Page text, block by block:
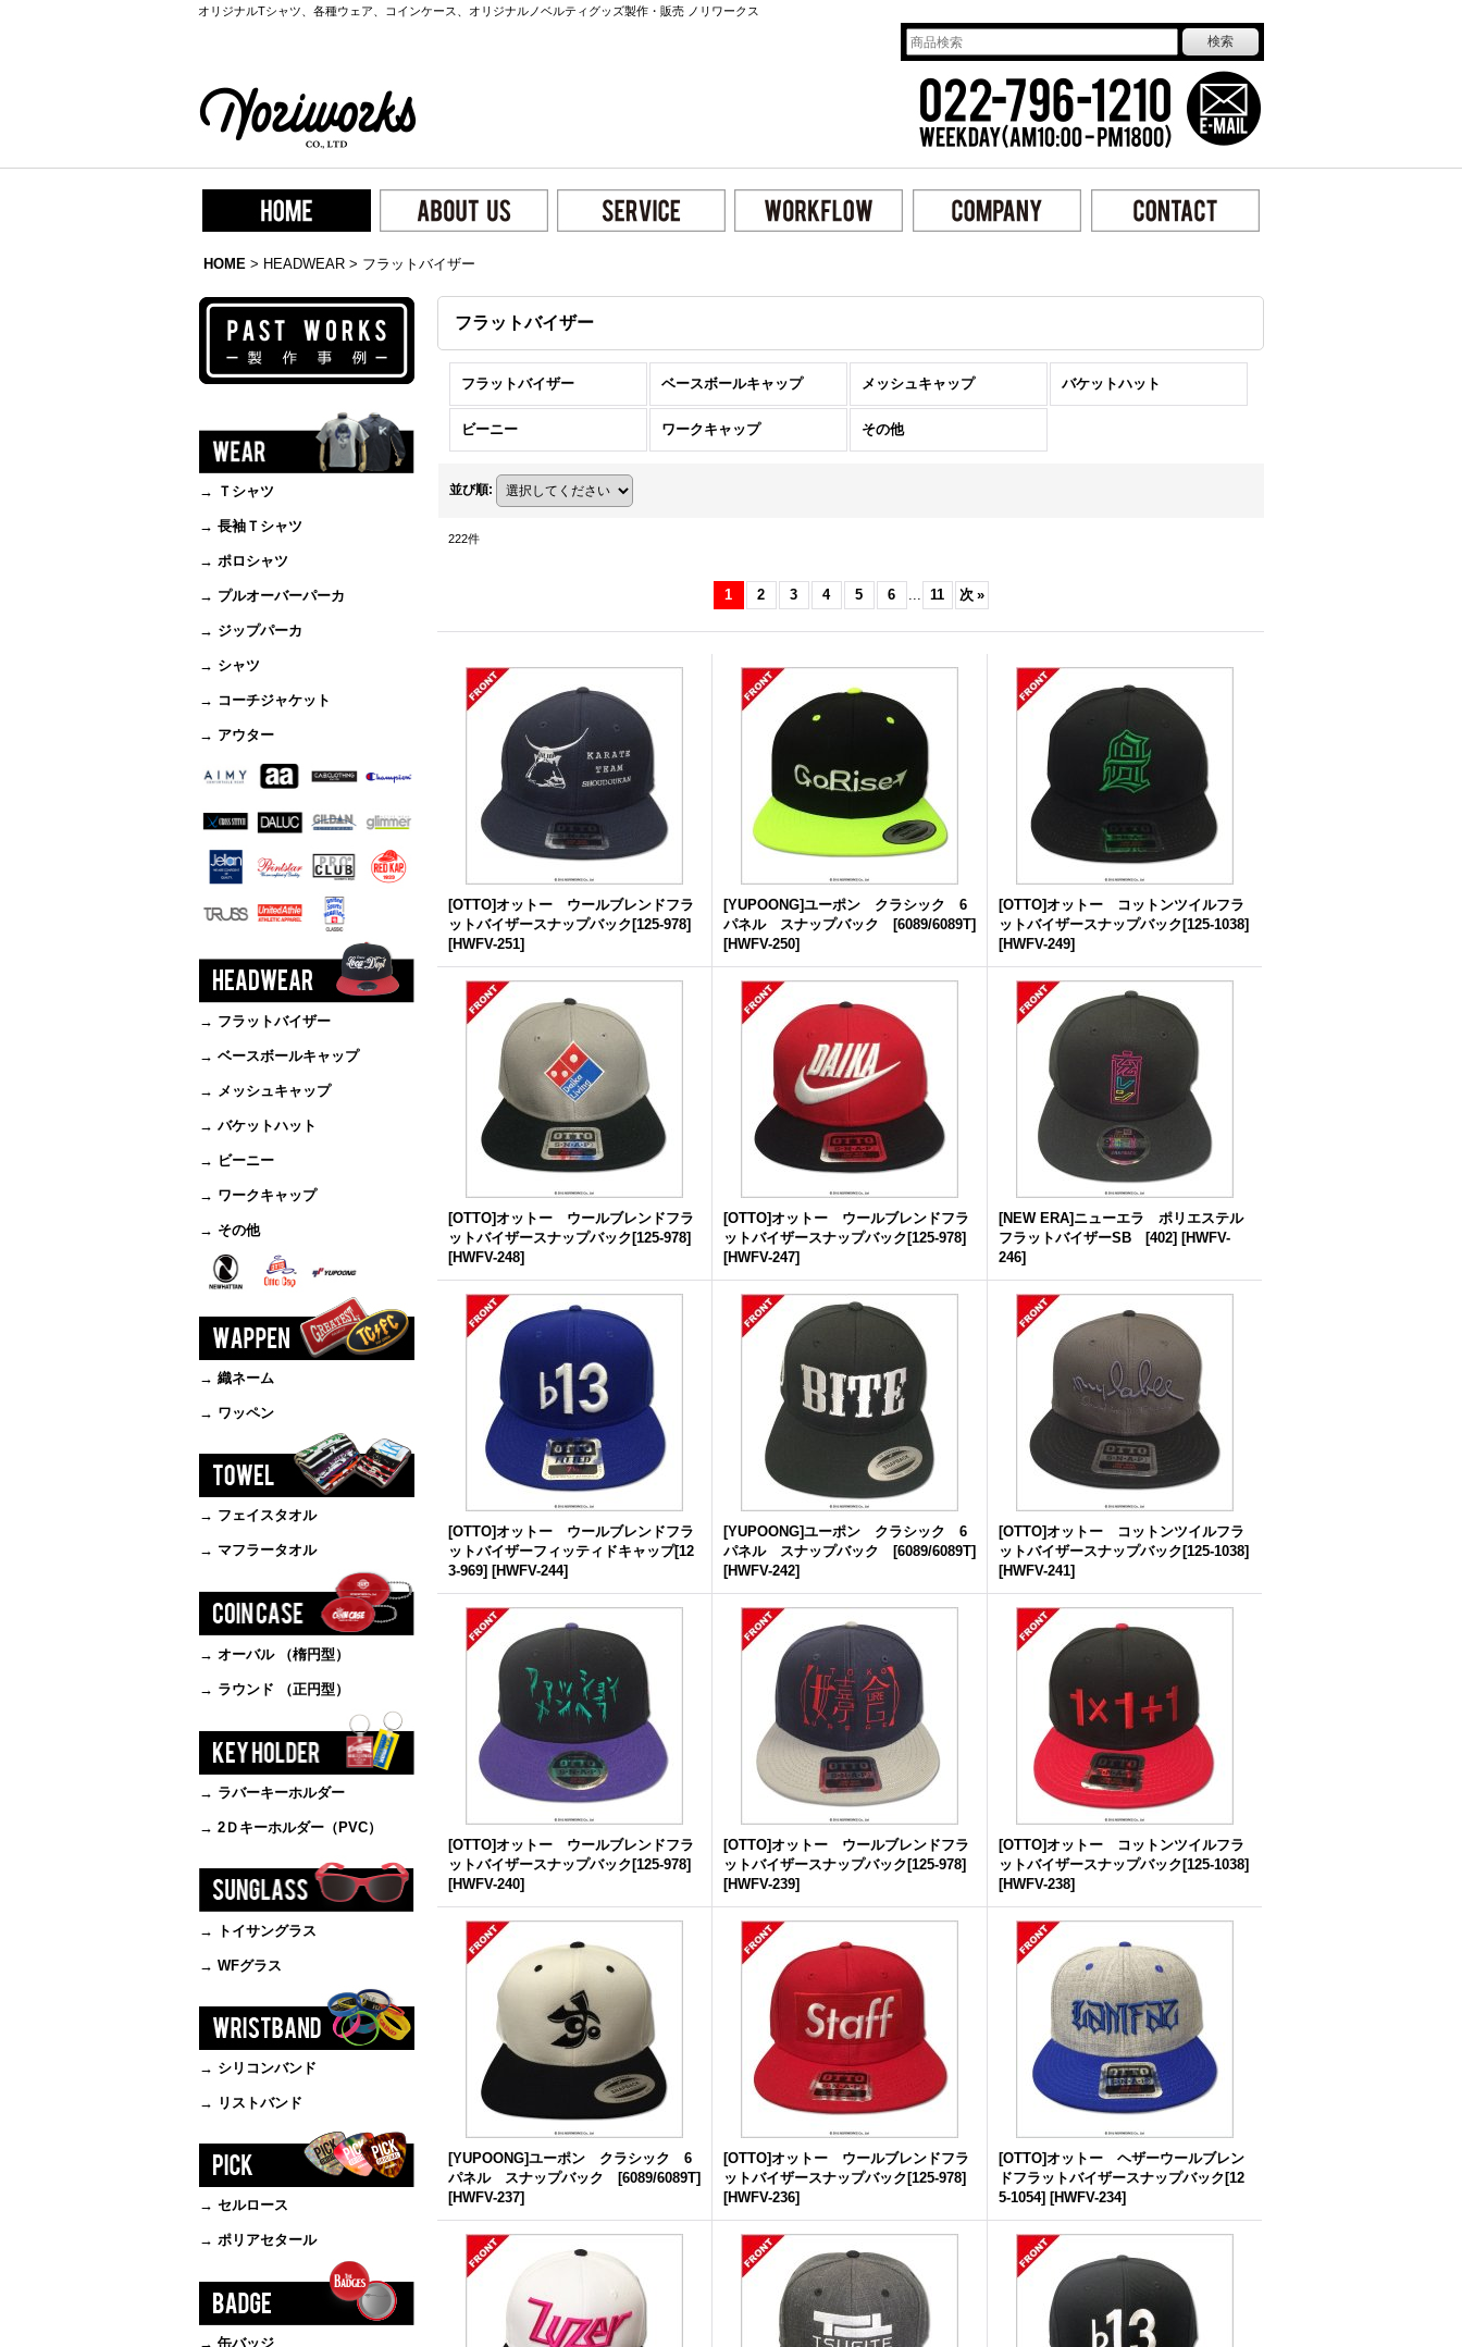
オリジナルTシャツ、各種ウェア、コインケース、オリジナルノベルティグッズ製作・販売 ノリワークス
HOME > HEADWEAR > フラットバイザー
→ Ｔシャツ
→ 長袖Ｔシャツ
→ ポロシャツ
→ プルオーバーパーカ
→ ジップパーカ
→ シャツ
→ コーチジャケット
→ アウター
→ フラットバイザー
→ ベースボールキャップ
→ メッシュキャップ
→ バケットハット
→ ビーニー
→ ワークキャップ
→ その他
→ 織ネーム
→ ワッペン
→ フェイスタオル
→ マフラータオル
→ オーバル （楕円型）
→ ラウンド （正円型）
→ ラバーキーホルダー
→ 2Ｄキーホルダー（PVC）
→ トイサングラス
→ WFグラス
→ シリコンバンド
→ リストバンド
→ セルロース
→ ポリアセタール
→ 缶バッジ
フラットバイザー
フラットバイザー ベースボールキャップ メッシュキャップ バケットハット
ビーニー ワークキャップ その他
並び順:
222件
1 2 3 4 5 6 ... 11 次 »
[OTTO]オットー ウールブレンドフラ
ットバイザースナップバック[125-978]
[HWFV-251]
[YUPOONG]ユーポン クラシック 6
パネル スナップバック [6089/6089T]
[HWFV-250]
[OTTO]オットー コットンツイルフラ
ットバイザースナップバック[125-1038]
[HWFV-249]
[OTTO]オットー ウールブレンドフラ
ットバイザースナップバック[125-978]
[HWFV-248]
[OTTO]オットー ウールブレンドフラ
ットバイザースナップバック[125-978]
[HWFV-247]
[NEW ERA]ニューエラ ポリエステル
フラットバイザーSB [402] [HWFV-
246]
[OTTO]オットー ウールブレンドフラ
ットバイザーフィッティドキャップ[12
3-969] [HWFV-244]
[YUPOONG]ユーポン クラシック 6
パネル スナップバック [6089/6089T]
[HWFV-242]
[OTTO]オットー コットンツイルフラ
ットバイザースナップバック[125-1038]
[HWFV-241]
[OTTO]オットー ウールブレンドフラ
ットバイザースナップバック[125-978]
[HWFV-240]
[OTTO]オットー ウールブレンドフラ
ットバイザースナップバック[125-978]
[HWFV-239]
[OTTO]オットー コットンツイルフラ
ットバイザースナップバック[125-1038]
[HWFV-238]
[YUPOONG]ユーポン クラシック 6
パネル スナップバック [6089/6089T]
[HWFV-237]
[OTTO]オットー ウールブレンドフラ
ットバイザースナップバック[125-978]
[HWFV-236]
[OTTO]オットー ヘザーウールブレン
ドフラットバイザースナップバック[12
5-1054] [HWFV-234]